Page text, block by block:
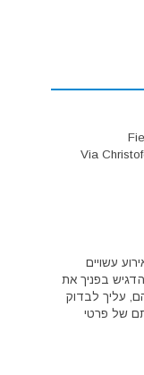
עשויים
בפניך את
עליך לבדוק
של פרטי